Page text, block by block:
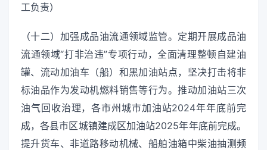
工负责）
（十二）加强成品油流通领域监管。定期开展成品油
流通领域“打非治违”专项行动，全面清理整顿自建油
罐、流动加油车（船）和黑加油站点，坚决打击将非
标油品作为发动机燃料销售等行为。推动加油站三次
油气回收治理，各市州城市加油站2024年年底前完
成，各县市区城镇建成区加油站2025年年底前完成。
提升货车、非道路移动机械、船舶油箱中柴油抽测频